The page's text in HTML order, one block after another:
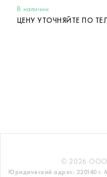
В наличии
ЦЕНУ УТОЧНЯЙТЕ ПО
© 2026 ООО
Юридический адрес: 220140